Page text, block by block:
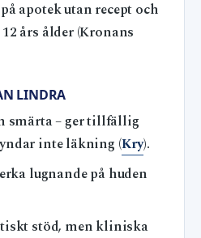
apotek utan recept och
års ålder (Kronans
LINDRA
smärta – ger tillfällig
inte läkning (Kry).
lugnande på huden
stöd, men kliniska